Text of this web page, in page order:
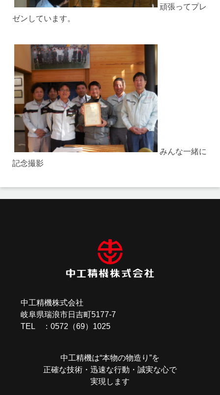
頑張ってプレ
ゼンしています。
みんな一緒に
記念撮影
投
中工精機株式会社
岐阜県瑞浪市日吉町5177-7
TEL ：0572（69）1025
中工精機は“本物の物造り”を
正確な技術・迅速な行動・誠実な心で
実現します